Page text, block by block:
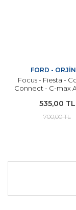
FORD -
Focus - Fiesta -
Connect - C-max
535,00 TL
700,00 TL